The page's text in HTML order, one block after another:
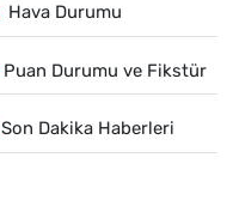
Hava Durumu
Puan Durumu ve Fikstür
Son Dakika Haberleri